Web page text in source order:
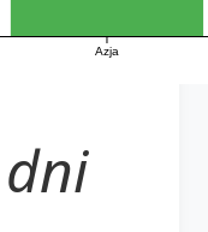
Azja
dni